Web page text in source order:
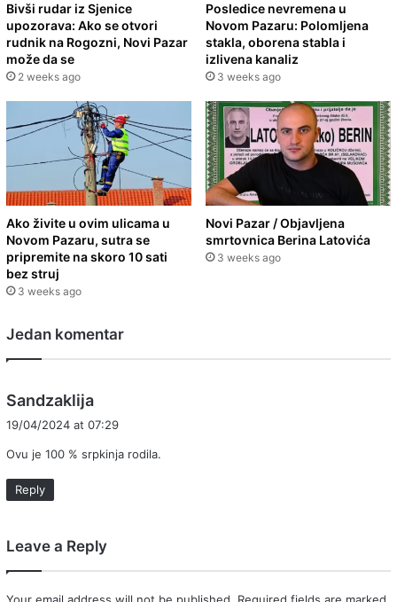
Bivši rudar iz Sjenice
upozorava: Ako se otvori
rudnik na Rogozni, Novi Pazar
može da se
2 weeks ago
Posledice nevremena u
Novom Pazaru: Polomljena
stakla, oborena stabla i
izlivena kanaliz
3 weeks ago
Ako živite u ovim ulicama u
Novom Pazaru, sutra se
pripremite na skoro 10 sati
bez struj
3 weeks ago
Novi Pazar / Objavljena
smrtovnica Berina Latovića
3 weeks ago
Jedan komentar
Sandzaklija
s
19/04/2024 at 07:29
Ovu je 100 % srpkinja rodila.
Reply
Leave a Reply